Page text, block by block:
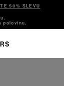
50% SLEVU
polovinu.